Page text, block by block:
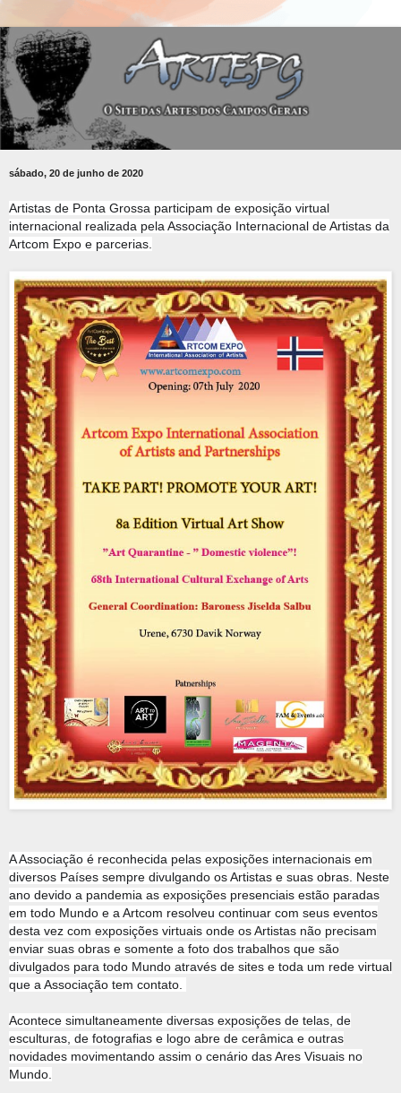
sábado, 20 de junho de 2020
Artistas de Ponta Grossa participam de exposição virtual
internacional realizada pela Associação Internacional de Artistas da
Artcom Expo e parcerias.
A Associação é reconhecida pelas exposições internacionais em
diversos Países sempre divulgando os Artistas e suas obras. Neste
ano devido a pandemia as exposições presenciais estão paradas
em todo Mundo e a Artcom resolveu continuar com seus eventos
desta vez com exposições virtuais onde os Artistas não precisam
enviar suas obras e somente a foto dos trabalhos que são
divulgados para todo Mundo através de sites e toda um rede virtual
que a Associação tem contato.
Acontece simultaneamente diversas exposições de telas, de
esculturas, de fotografias e logo abre de cerâmica e outras
novidades movimentando assim o cenário das Ares Visuais no
Mundo.